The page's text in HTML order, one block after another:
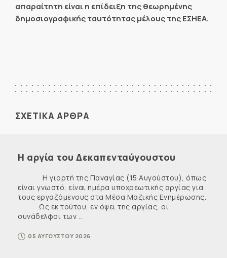
απαραίτητη είναι η επίδειξη της θεωρημένης
δημοσιογραφικής ταυτότητας μέλους της ΕΣΗΕΑ.
ΣΧΕΤΙΚΑ ΑΡΘΡΑ
Η αργία του Δεκαπενταύγουστου
Η γιορτή της Παναγίας (15 Αυγούστου), όπως
είναι γνωστό, είναι ημέρα υποχρεωτικής αργίας για
τους εργαζόμενους στα Μέσα Μαζικής Ενημέρωσης.
Ως εκ τούτου, εν όψει της αργίας, οι
συνάδελφοι των ...
05 ΑΥΓΟΥΣΤΟΥ 2026